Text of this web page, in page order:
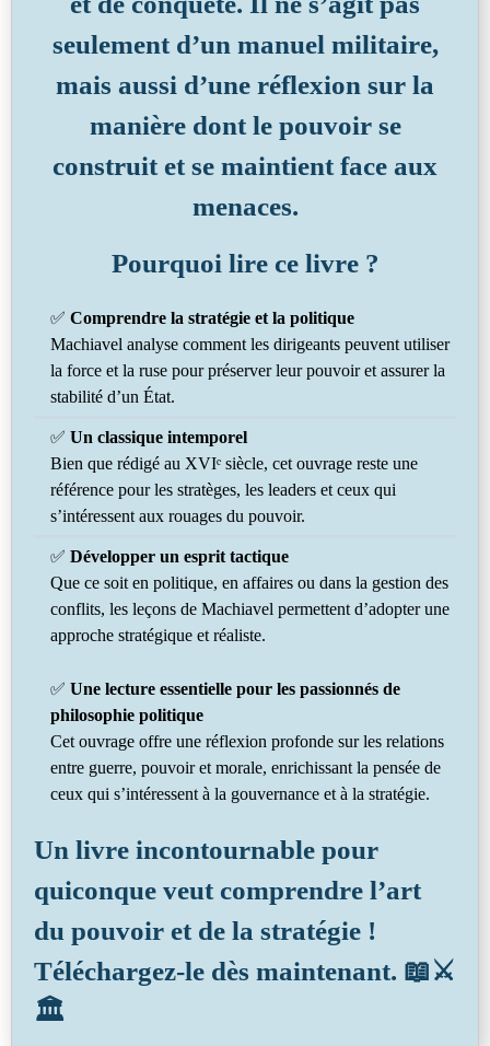
seulement d’un manuel militaire,
mais aussi d’une réflexion sur la
manière dont le pouvoir se
construit et se maintient face aux
menaces.
Pourquoi lire ce livre ?
✅ Comprendre la stratégie et la politique
Machiavel analyse comment les dirigeants peuvent utiliser
la force et la ruse pour préserver leur pouvoir et assurer la
stabilité d’un État.
✅ Un classique intemporel
Bien que rédigé au XVIᵉ siècle, cet ouvrage reste une
référence pour les stratèges, les leaders et ceux qui
s’intéressent aux rouages du pouvoir.
✅ Développer un esprit tactique
Que ce soit en politique, en affaires ou dans la gestion des
conflits, les leçons de Machiavel permettent d’adopter une
approche stratégique et réaliste.
✅ Une lecture essentielle pour les passionnés de
philosophie politique
Cet ouvrage offre une réflexion profonde sur les relations
entre guerre, pouvoir et morale, enrichissant la pensée de
ceux qui s’intéressent à la gouvernance et à la stratégie.
Un livre incontournable pour
quiconque veut comprendre l’art
du pouvoir et de la stratégie !
Téléchargez-le dès maintenant. 📖⚔️
🏛️